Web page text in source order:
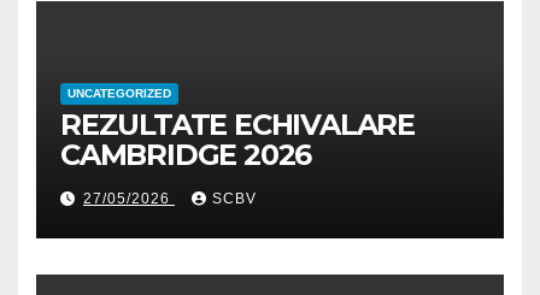
UNCATEGORIZED
REZULTATE ECHIVALARE
CAMBRIDGE 2026
27/05/2026 SCBV